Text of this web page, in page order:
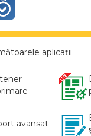
aplicații
avansat